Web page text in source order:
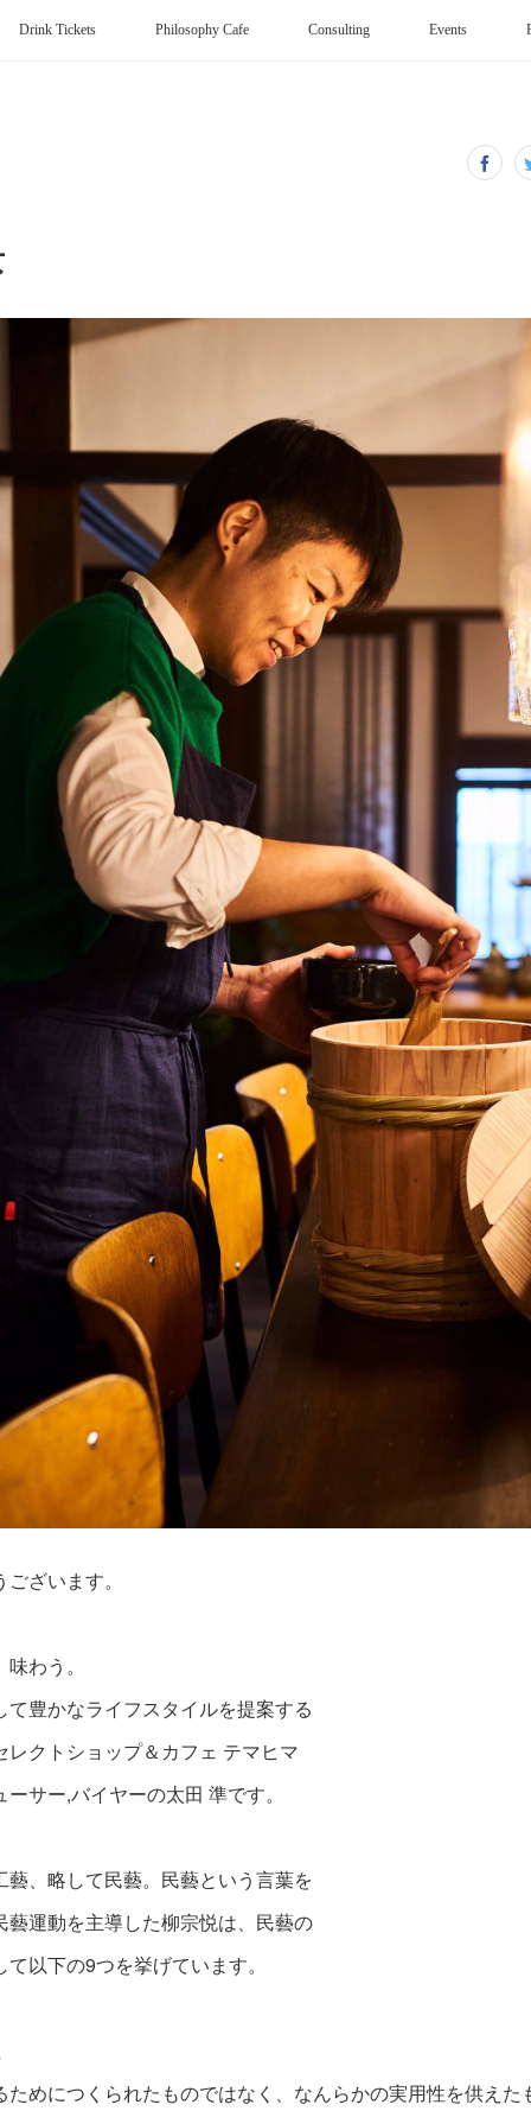
Drink Tickets Philosophy Cafe Consulting Events
ざいます。
わう。
て豊かなライフスタイルを提案する
レクトショップ＆カフェ テマヒマ
ーサー,バイヤーの太田 準です。
藝、略して民藝。民藝という言葉を
藝運動を主導した柳宗悦は、民藝の
て以下の9つを挙げています。
ためにつくられたものではなく、なんらかの実用性を供えた